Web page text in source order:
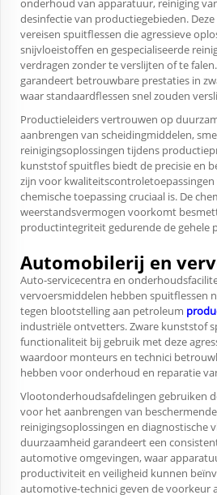
onderhoud van apparatuur, reiniging
desinfectie van productiegebieden.
vereisen spuitflessen die agressieve
snijvloeistoffen en gespecialiseerde
verdragen zonder te verslijten of te
garandeert betrouwbare prestaties in
waar standaardflessen snel zouden
Productieleiders vertrouwen op
aanbrengen van scheidingmiddelen,
reinigingsoplossingen tijdens
kunststof spuitfles biedt de precisie en
zijn voor
chemische toepassing cruciaal is. De
weerstandsvermogen voorkomt
productintegriteit gedurende de gehele
Automobilerij en
Auto-servicecentra en
vervoersmiddelen hebben spuitflessen
tegen blootstelling aan petroleum
industriële ontvetters. Zware kunststof
functionaliteit bij gebruik met deze
waardoor monteurs en technici
hebben voor onderhoud en reparatie
Vlootonderhoudsafdelingen gebruiken
voor het aanbrengen van
reinigingsoplossingen en diagnostische
duurzaamheid garandeert een
automotive omgevingen, waar
productiviteit en veiligheid kunnen
automotive-technici geven de voorkeur